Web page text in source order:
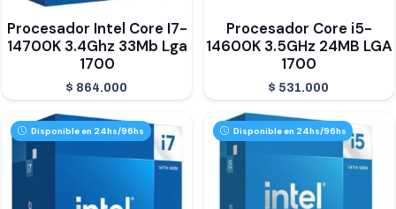
Procesador Intel Core I7-
14700K 3.4Ghz 33Mb Lga
1700
$ 864.000
Procesador Core i5-
14600K 3.5GHz 24MB LGA
1700
$ 531.000
Disponible en 24hs/96hs Disponible en 24hs/96hs